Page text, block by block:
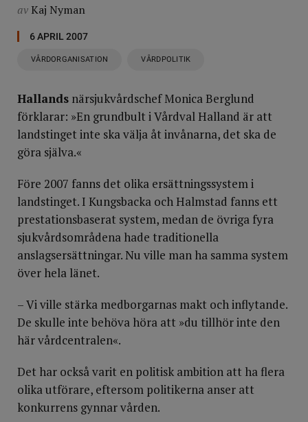
av Kaj Nyman
6 APRIL 2007
VÅRDORGANISATION VÅRDPOLITIK
Hallands närsjukvårdschef Monica Berglund
förklarar: »En grundbult i Vårdval Halland är att
landstinget inte ska välja åt invånarna, det ska de
göra själva.«
Före 2007 fanns det olika ersättningssystem i
landstinget. I Kungsbacka och Halmstad fanns ett
prestationsbaserat system, medan de övriga fyra
sjukvårdsområdena hade traditionella
anslagsersättningar. Nu ville man ha samma system
över hela länet.
– Vi ville stärka medborgarnas makt och inflytande.
De skulle inte behöva höra att »du tillhör inte den
här vårdcentralen«.
Det har också varit en politisk ambition att ha flera
olika utförare, eftersom politikerna anser att
konkurrens gynnar vården.